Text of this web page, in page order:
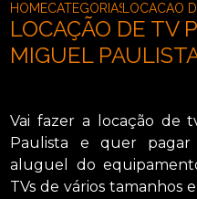
HOMECATEGORIAS LOCACAO
LOCAÇÃO DE TV
MIGUEL
Vai fazer a locação de
Paulista e quer
aluguel do
TVs de vários tamanhos